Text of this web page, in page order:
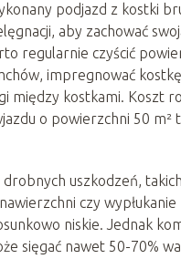
podjazd z kostki
aby zachować
regularnie czyścić
impregnować
między kostkami. Koszt
o powierzchni 50 m²
uszkodzeń,
czy
niskie. Jednak
sięgać nawet 50-70%